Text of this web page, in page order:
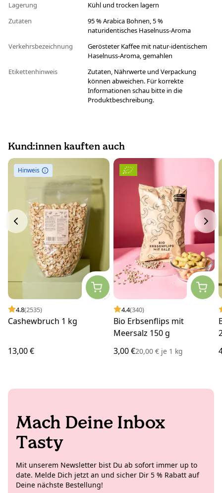
Lagerung
Kühl und trocken lagern
Zutaten
95 % Arabica Bohnen, 5 %
naturidentisches Haselnuss-Aroma
Verkehrsbezeichnung
Gerösteter Kaffee mit natur-identischem
Haselnuss-Aroma, gemahlen
Etikettenhinweis
Zutaten, Nährwerte und Verpackung
können abweichen. Für korrekte
Informationen schau bitte in die
Produktbeschreibung.
Kund:innen kauften auch
Hinweis
4.8(2535)
Cashewbruch 1 kg
13,00 €
4.4(340)
Bio Erbsenflips mit
Meersalz 150 g
3,00 €20,00 € je1 kg
Mach Deine Inbox
Tasty
Mit unserem Newsletter bist Du ab sofort immer up to
date. Melde Dich jetzt an und sicher Dir 5 % Rabatt auf
Deine nächste Bestellung!